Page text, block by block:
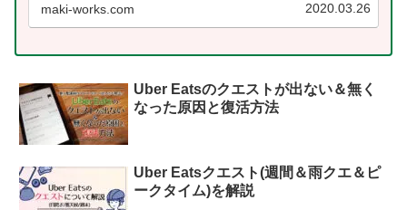
maki-works.com 2020.03.26
Uber Eatsのクエストが出ない＆無く
なった原因と復活方法
Uber Eatsクエスト(週間＆雨クエ＆ピ
ークタイム)を解説